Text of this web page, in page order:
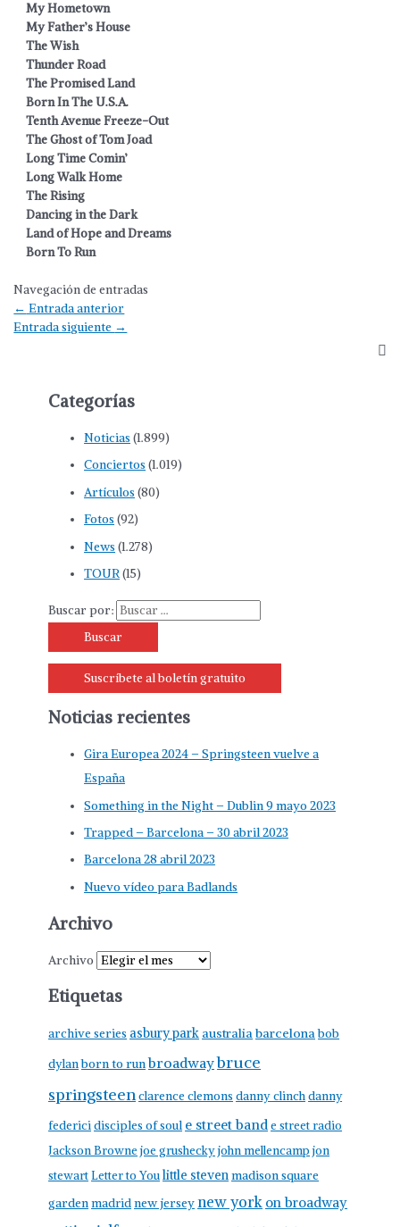
My Hometown
My Father’s House
The Wish
Thunder Road
The Promised Land
Born In The U.S.A.
Tenth Avenue Freeze-Out
The Ghost of Tom Joad
Long Time Comin’
Long Walk Home
The Rising
Dancing in the Dark
Land of Hope and Dreams
Born To Run
Navegación de entradas
← Entrada anterior
Entrada siguiente →
Categorías
Noticias (1.899)
Conciertos (1.019)
Artículos (80)
Fotos (92)
News (1.278)
TOUR(15)
Buscar por:
Suscríbete al boletín gratuito
Noticias recientes
Gira Europea 2024 – Springsteen vuelve a
España
Something in the Night – Dublin 9 mayo 2023
Trapped – Barcelona – 30 abril 2023
Barcelona 28 abril 2023
Nuevo vídeo para Badlands
Archivo
Archivo
Etiquetas
archive series asbury park australiabarcelonabob
dylanborn to runbroadwaybruce
springsteenclarence clemons danny clinchdanny
federicidisciples of soul e street bande street radio
Jackson Browne joe grusheckyjohn mellencamp jon
stewartLetter to Youlittle stevenmadison square
gardenmadridnew jerseynew york on broadway